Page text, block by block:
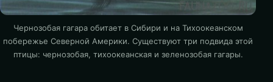
Чернозобая гагара обитает в Сибири и на Тихоокеанском
побережье Северной Америки. Существуют три подвида этой
птицы: чернозобая, тихоокеанская и зеленозобая гагары.